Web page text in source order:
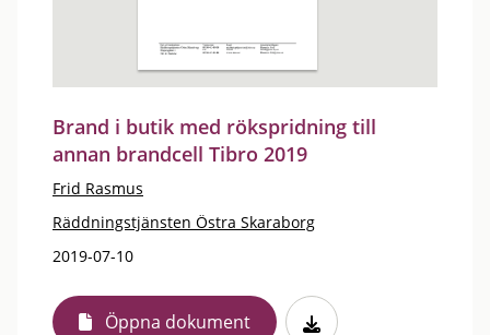
Brand i butik med rökspridning till
annan brandcell Tibro 2019
Frid Rasmus
Räddningstjänsten Östra Skaraborg
2019-07-10
Öppna dokument